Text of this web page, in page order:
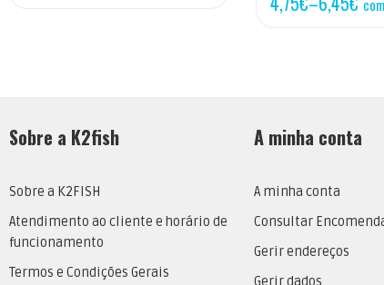
Sobre a K2fish
Sobre a K2FISH
Atendimento ao cliente e horário de
funcionamento
Termos e Condições Gerais
A minha conta
A minha conta
Consultar
Gerir endereços